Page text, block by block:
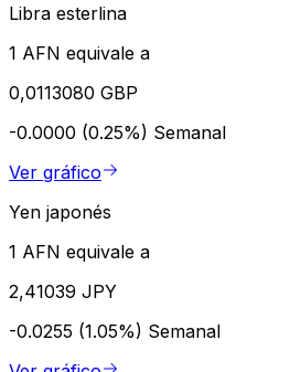
Libra esterlina
1 AFN equivale a
0,0113080 GBP
-0.0000 (0.25%) Semanal
Ver gráfico
Yen japonés
1 AFN equivale a
2,41039 JPY
-0.0255 (1.05%) Semanal